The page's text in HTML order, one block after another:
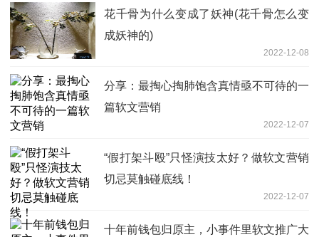
花千骨为什么变成了妖神(花千骨怎么变
成妖神的)
2022-12-08
分享：最掏心掏肺饱含真情亟不可待的一
篇软文营销
2022-12-07
“假打架斗殴”只怪演技太好？做软文营销
切忌莫触碰底线！
2022-12-07
十年前钱包归原主，小事件里软文推广大